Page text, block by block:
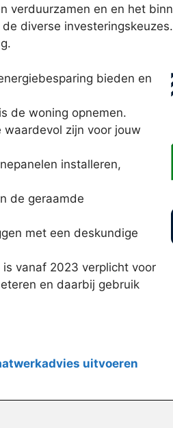
en en het
diverse
bieden en
de woning opnemen.
zijn voor jouw
installeren,
de geraamde
met een deskundige
vanaf 2023 verplicht voor
en daarbij gebruik
uitvoeren